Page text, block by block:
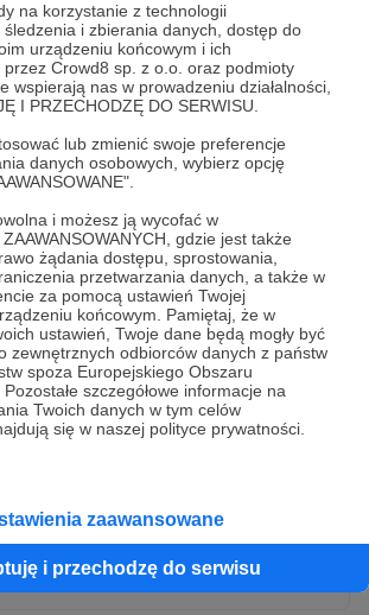
na korzystanie z technologii
i zbierania danych, dostęp do
urządzeniu końcowym i ich
przez Crowd8 sp. z o.o. oraz podmioty
wspierają nas w prowadzeniu działalności,
I PRZECHODZĘ DO SERWISU.
lub zmienić swoje preferencje
danych osobowych, wybierz opcję
i możesz ją wycofać w
gdzie jest także
żądania dostępu, sprostowania,
przetwarzania danych, a także w
za pomocą ustawień Twojej
końcowym. Pamiętaj, że w
ustawień, Twoje dane będą mogły być
zewnętrznych odbiorców danych z państw
spoza Europejskiego Obszaru
szczegółowe informacje na
Twoich danych w tym celów
się w naszej polityce prywatności.
zaawansowane
i przechodzę do serwisu
zgodę na przetwarzanie moich danych
przez Patronite
Twoich danych osobowych jest Crowd8 sp. z o.o.
ul. Żwirki i Wigury 16, 02-092 Warszawa.
będą przetwarzane w szczególności w celu
zawartej z Tobą, w tym do umożliwienia
spełnienie wszystkich Twoich praw wynikających
o ochronie danych, tj. prawo dostępu,
oraz usunięcia Twoich danych, ograniczenia ich
Wyślij zgłoszenie